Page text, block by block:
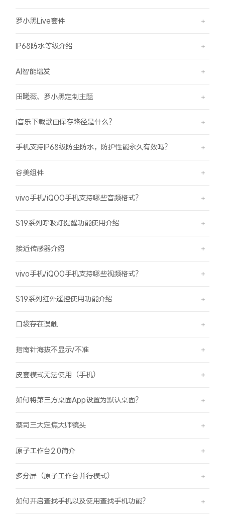
罗小黑Live套件
IP68防水等级介绍
AI智能增发
田曦薇、罗小黑定制主题
i音乐下载歌曲保存路径是什么？
手机支持IP68级防尘防水，防护性能永久有效吗？
谷美组件
vivo手机/iQOO手机支持哪些音频格式？
S19系列呼吸灯提醒功能使用介绍
接近传感器介绍
vivo手机/iQOO手机支持哪些视频格式？
S19系列红外遥控使用功能介绍
口袋存在误触
指南针海拔不显示/不准
皮套模式无法使用（手机）
如何将第三方桌面App设置为默认桌面？
蔡司三大定焦大师镜头
原子工作台2.0简介
多分屏（原子工作台并行模式）
如何开启查找手机以及使用查找手机功能？